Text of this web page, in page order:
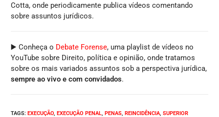
Cotta, onde periodicamente publica vídeos comentando
sobre assuntos jurídicos.
▶️ Conheça o Debate Forense, uma playlist de vídeos no
YouTube sobre Direito, política e opinião, onde tratamos
sobre os mais variados assuntos sob a perspectiva jurídica,
sempre ao vivo e com convidados.
TAGS:EXECUÇÃO, EXECUÇÃO PENAL, PENAS, REINCIDÊNCIA, SUPERIOR